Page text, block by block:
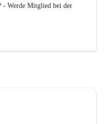
- Werde Mitglied bei der
und Tricks fürs Leben